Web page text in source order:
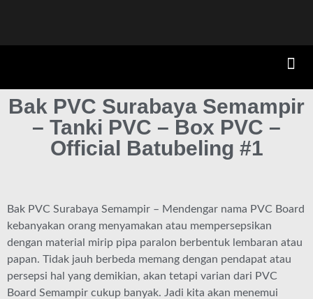
Bak PVC Surabaya Semampir
– Tanki PVC – Box PVC –
Official Batubeling #1
Bak PVC Surabaya Semampir – Mendengar nama PVC Board
kebanyakan orang menyamakan atau mempersepsikan
dengan material mirip pipa paralon berbentuk lembaran atau
papan. Tidak jauh berbeda memang dengan pendapat atau
persepsi hal yang demikian, akan tetapi varian dari PVC
Board Semampir cukup banyak. Jadi kita akan menemui